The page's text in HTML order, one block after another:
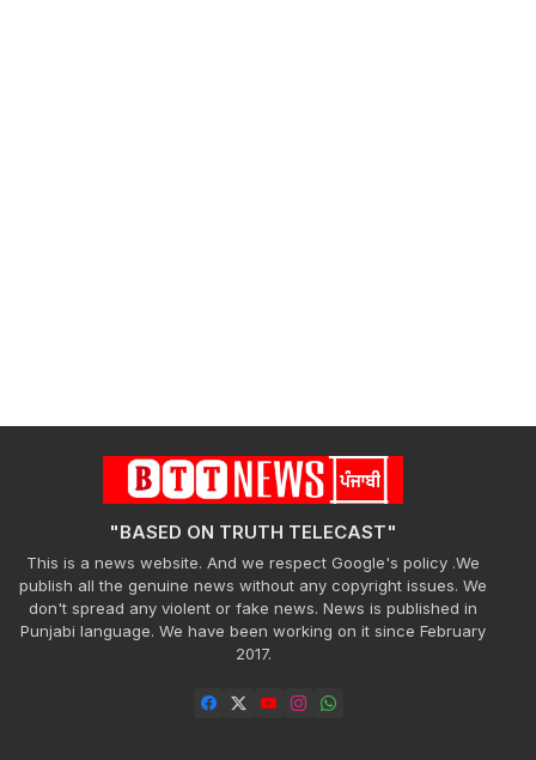
"BASED ON TRUTH TELECAST"
This is a news website. And we respect Google's policy .We
publish all the genuine news without any copyright issues. We
don't spread any violent or fake news. News is published in
Punjabi language. We have been working on it since February
2017.